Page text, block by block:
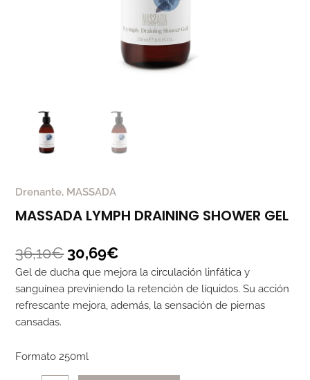
Drenante, MASSADA
MASSADA LYMPH DRAINING SHOWER GEL
36,10€ 30,69€
Gel de ducha que mejora la circulación linfática y
sanguínea previniendo la retención de líquidos. Su acción
refrescante mejora, además, la sensación de piernas
cansadas.
Formato 250ml